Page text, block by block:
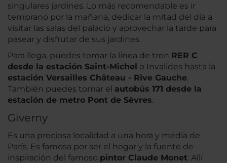
singulares jardines. Lo más recomendable es ir
temprano por la mañana, dedicar la mitad del día a
visitar las salas del palacio y aprovechar la tarde para
pasear y disfrutar de sus jardines.
Para llega, puedes tomar la línea de tren RER C
desde la estación Saint-Michel o Invalides hasta la
estación Versailles Château - Rive Gauche.
También puedes tomar el autobús 171 desde la
estación de metro Pont de Sèvres.
Giverny
Es una preciosa localidad a una hora y media de
París. Es famosa por ser el hogar y la fuente de
inspiración del famoso pintor Claude Monet. Allí